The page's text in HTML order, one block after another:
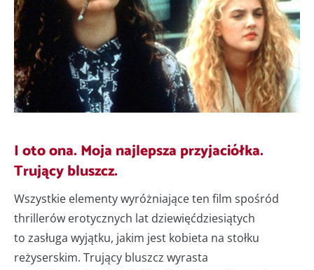
I oto ona. Moja najlepsza przyjaciółka.
Trujący bluszcz.
Wszystkie elementy wyróżniające ten film spośród
thrillerów erotycznych lat dziewięćdziesiątych
to zasługa wyjątku, jakim jest kobieta na stołku
reżyserskim. Trujący bluszcz wyrasta